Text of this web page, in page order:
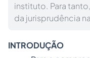
instituto. Para
da jurisprudência
INTRODUÇÃO